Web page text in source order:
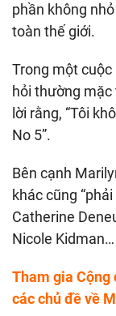
phần không
toàn thế giới.
Trong một
hỏi thường
lời rằng, “Tôi
No 5”.
Bên cạnh
khác cũng
Catherine
Nicole Kidman…
Tham gia Cộng
các chủ đề về